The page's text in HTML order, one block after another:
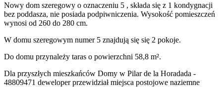
Nowy dom szeregowy o oznaczeniu 5 , składa się z 1 kondygnacji
bez poddasza, nie posiada podpiwniczenia. Wysokość pomieszczeń
wynosi od 260 do 280 cm.
W domu szeregowym numer 5 znajdują się się 2 pokoje.
Do domu przynależy taras o powierzchni 58,8 m².
Dla przyszłych mieszkańców Domy w Pilar de la Horadada -
48809471 deweloper przewidziałmiejsca postojowe naziemne